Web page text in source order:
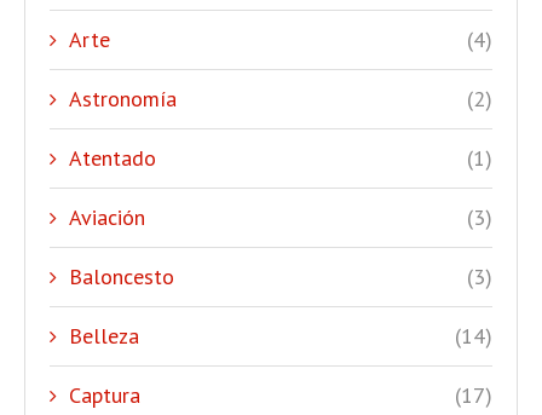
Arte (4)
Astronomía (2)
Atentado (1)
Aviación (3)
Baloncesto (3)
Belleza (14)
Captura (17)